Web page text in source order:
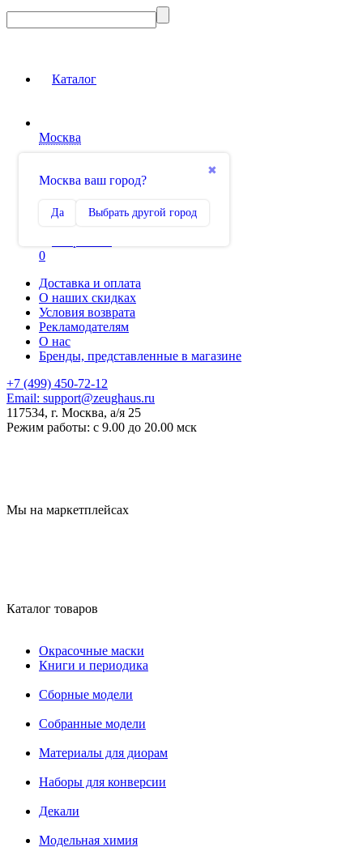
Каталог
Москва
✖
Москва ваш город?
Да Выбрать другой город
Сравнение
0
Доставка и оплата
О наших скидках
Условия возврата
Рекламодателям
О нас
Бренды, представленные в магазине
+7 (499) 450-72-12
Email: support@zeughaus.ru
117534, г. Москва, а/я 25
Режим работы: с 9.00 до 20.00 мск
Мы на маркетплейсах
Каталог товаров
Окрасочные маски
Книги и периодика
Сборные модели
Собранные модели
Материалы для диорам
Наборы для конверсии
Декали
Модельная химия